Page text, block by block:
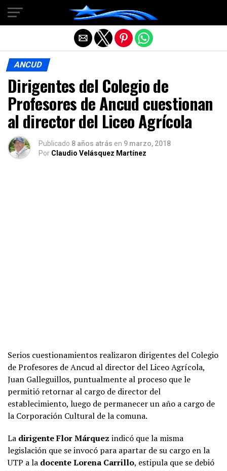
ANCUD
Dirigentes del Colegio de
Profesores de Ancud cuestionan
al director del Liceo Agrícola
Publicado 8 años atrás en 9 marzo, 2018
Por Claudio Velásquez Martínez
Serios cuestionamientos realizaron dirigentes del Colegio
de Profesores de Ancud al director del Liceo Agrícola,
Juan Galleguillos, puntualmente al proceso que le
permitió retornar al cargo de director del
establecimiento, luego de permanecer un año a cargo de
la Corporación Cultural de la comuna.
La dirigente Flor Márquez indicó que la misma
legislación que se invocó para apartar de su cargo en la
UTP a la docente Lorena Carrillo, estipula que se debió
Salir de la versión móvil